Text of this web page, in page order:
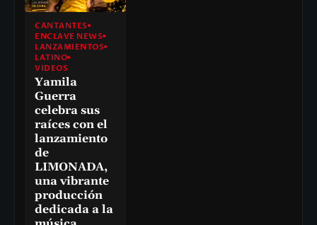
CANTANTES
ENCLAVE NEWS
LANZAMIENTOS
LATINO
VIDEOS
Yamila
Guerra
celebra sus
raíces con el
lanzamiento
de
LIMONADA,
una vibrante
producción
dedicada a la